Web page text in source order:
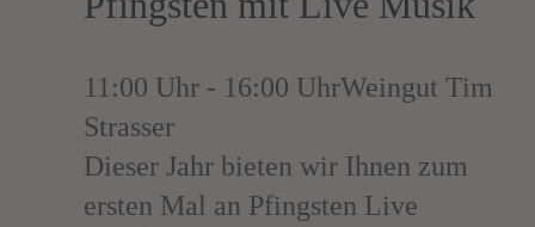
11:00 Uhr - 16:00 UhrWeingut Tim
Strasser
Dieser Jahr bieten wir Ihnen zum
ersten Mal an Pfingsten Live